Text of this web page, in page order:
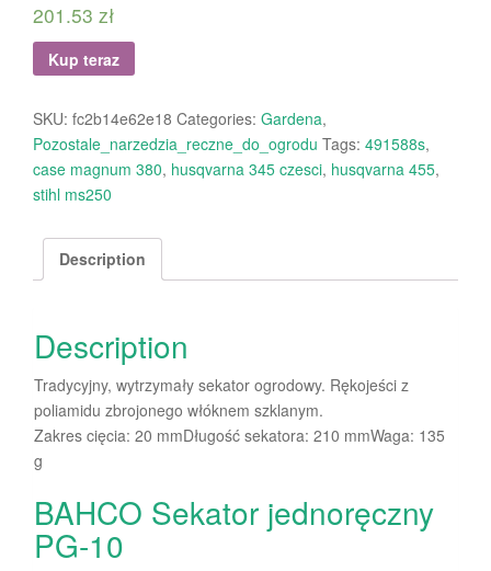
201.53 zł
Kup teraz
SKU: fc2b14e62e18 Categories: Gardena,
Pozostale_narzedzia_reczne_do_ogrodu Tags: 491588s,
case magnum 380, husqvarna 345 czesci, husqvarna 455,
stihl ms250
Description
Description
Tradycyjny, wytrzymały sekator ogrodowy. Rękojeści z
poliamidu zbrojonego włóknem szklanym.
Zakres cięcia: 20 mmDługość sekatora: 210 mmWaga: 135
g
BAHCO Sekator jednoręczny
PG-10